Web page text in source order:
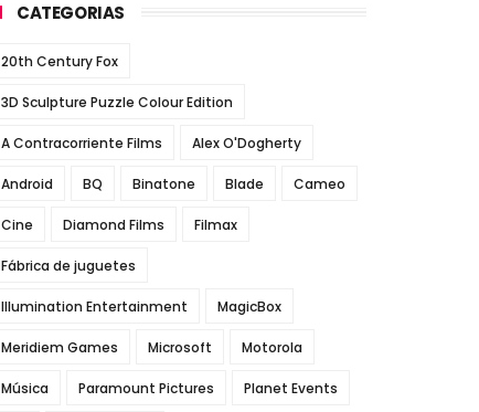
CATEGORIAS
20th Century Fox
3D Sculpture Puzzle Colour Edition
A Contracorriente Films Alex O'Dogherty
Android BQ Binatone Blade Cameo
Cine Diamond Films Filmax
Fábrica de juguetes
Illumination Entertainment MagicBox
Meridiem Games Microsoft Motorola
Música Paramount Pictures Planet Events